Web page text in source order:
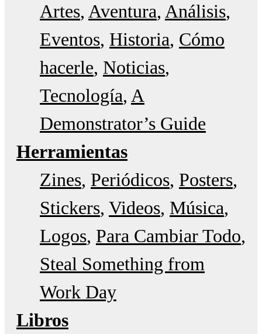
Artes Aventura Análisis
Eventos Historia Cómo
hacerle Noticias
Tecnología A
Demonstrator’s Guide
Herramientas
Zines Periódicos Posters
Stickers Videos Música
Logos Para Cambiar Todo
Steal Something from
Work Day
Libros